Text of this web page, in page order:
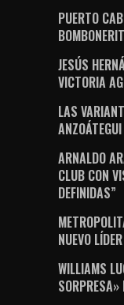
PUERTO
JESÚS
VICTORIA
LAS
ARNALDO
CLUB CON
DEFINIDAS”
NUEVO
WILLIAMS
SORPRESA»